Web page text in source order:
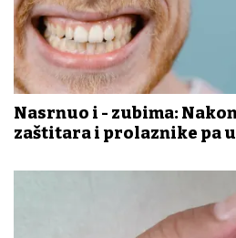
Nasrnuo i - zubima: Nakon
zaštitara i prolaznike pa